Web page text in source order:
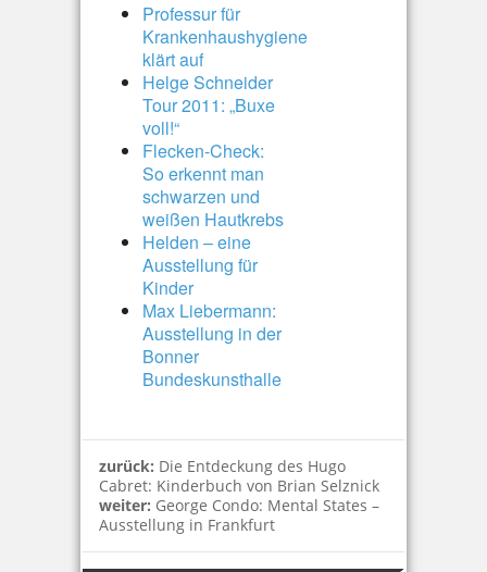
Professur für
Krankenhaushygiene
klärt auf
Helge Schneider
Tour 2011: „Buxe
voll!“
Flecken-Check:
So erkennt man
schwarzen und
weißen Hautkrebs
Helden – eine
Ausstellung für
Kinder
Max Liebermann:
Ausstellung in der
Bonner
Bundeskunsthalle
zurück: Die Entdeckung des Hugo
Cabret: Kinderbuch von Brian Selznick
weiter: George Condo: Mental States –
Ausstellung in Frankfurt